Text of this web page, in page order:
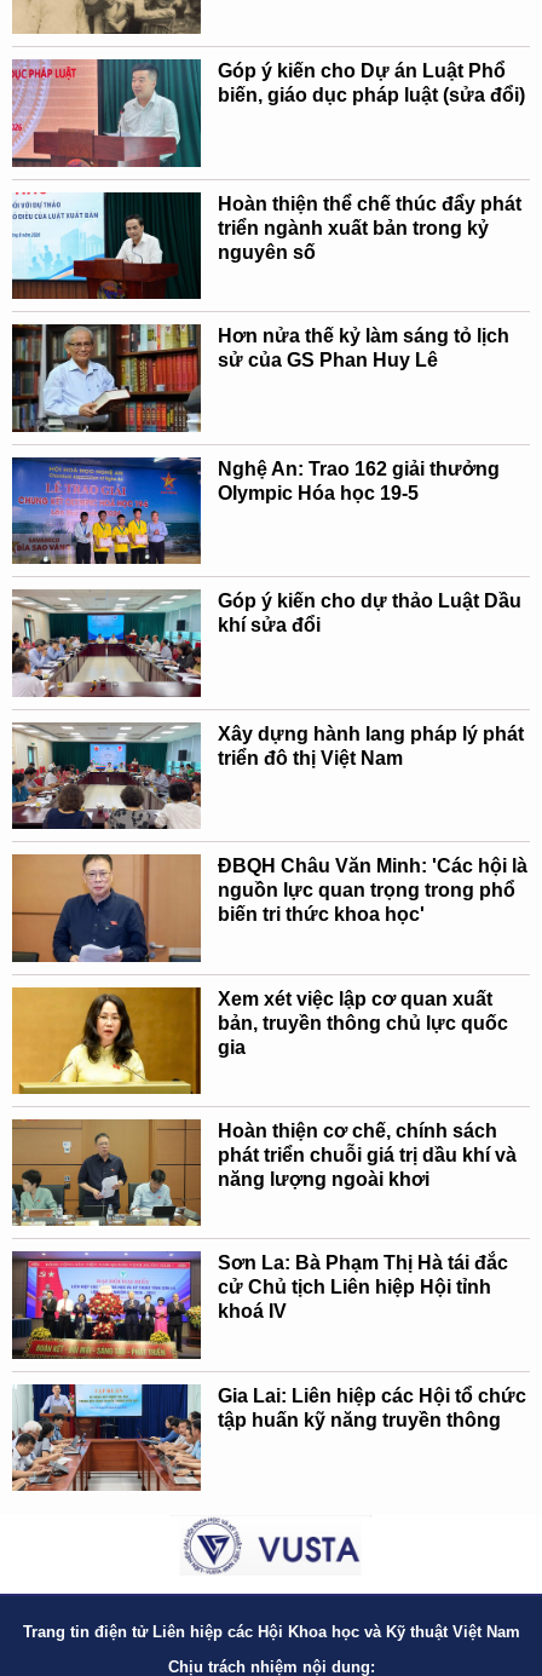
Góp ý kiến cho Dự án Luật Phổ
biến, giáo dục pháp luật (sửa đổi)
Hoàn thiện thể chế thúc đẩy phát
triển ngành xuất bản trong kỷ
nguyên số
Hơn nửa thế kỷ làm sáng tỏ lịch
sử của GS Phan Huy Lê
Nghệ An: Trao 162 giải thưởng
Olympic Hóa học 19-5
Góp ý kiến cho dự thảo Luật Dầu
khí sửa đổi
Xây dựng hành lang pháp lý phát
triển đô thị Việt Nam
ĐBQH Châu Văn Minh: 'Các hội là
nguồn lực quan trọng trong phổ
biến tri thức khoa học'
Xem xét việc lập cơ quan xuất
bản, truyền thông chủ lực quốc
gia
Hoàn thiện cơ chế, chính sách
phát triển chuỗi giá trị dầu khí và
năng lượng ngoài khơi
Sơn La: Bà Phạm Thị Hà tái đắc
cử Chủ tịch Liên hiệp Hội tỉnh
khoá IV
Gia Lai: Liên hiệp các Hội tổ chức
tập huấn kỹ năng truyền thông
Trang tin điện tử Liên hiệp các Hội Khoa học và Kỹ thuật Việt Nam
Chịu trách nhiệm nội dung: